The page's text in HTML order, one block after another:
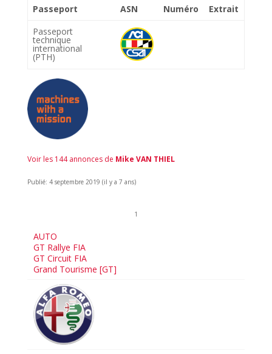
Passeport ASN Numéro
Extrait
Passeport
technique
international
(PTH)
Voir les 144 annonces de Mike VAN THIEL
Publié: 4 septembre 2019 (il y a 7 ans)
1
AUTO
GT Rallye FIA
GT Circuit FIA
Grand Tourisme [GT]